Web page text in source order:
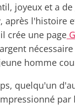
joyeux et a de
après l'histoire
crée une page
homme
quelqu'un
par